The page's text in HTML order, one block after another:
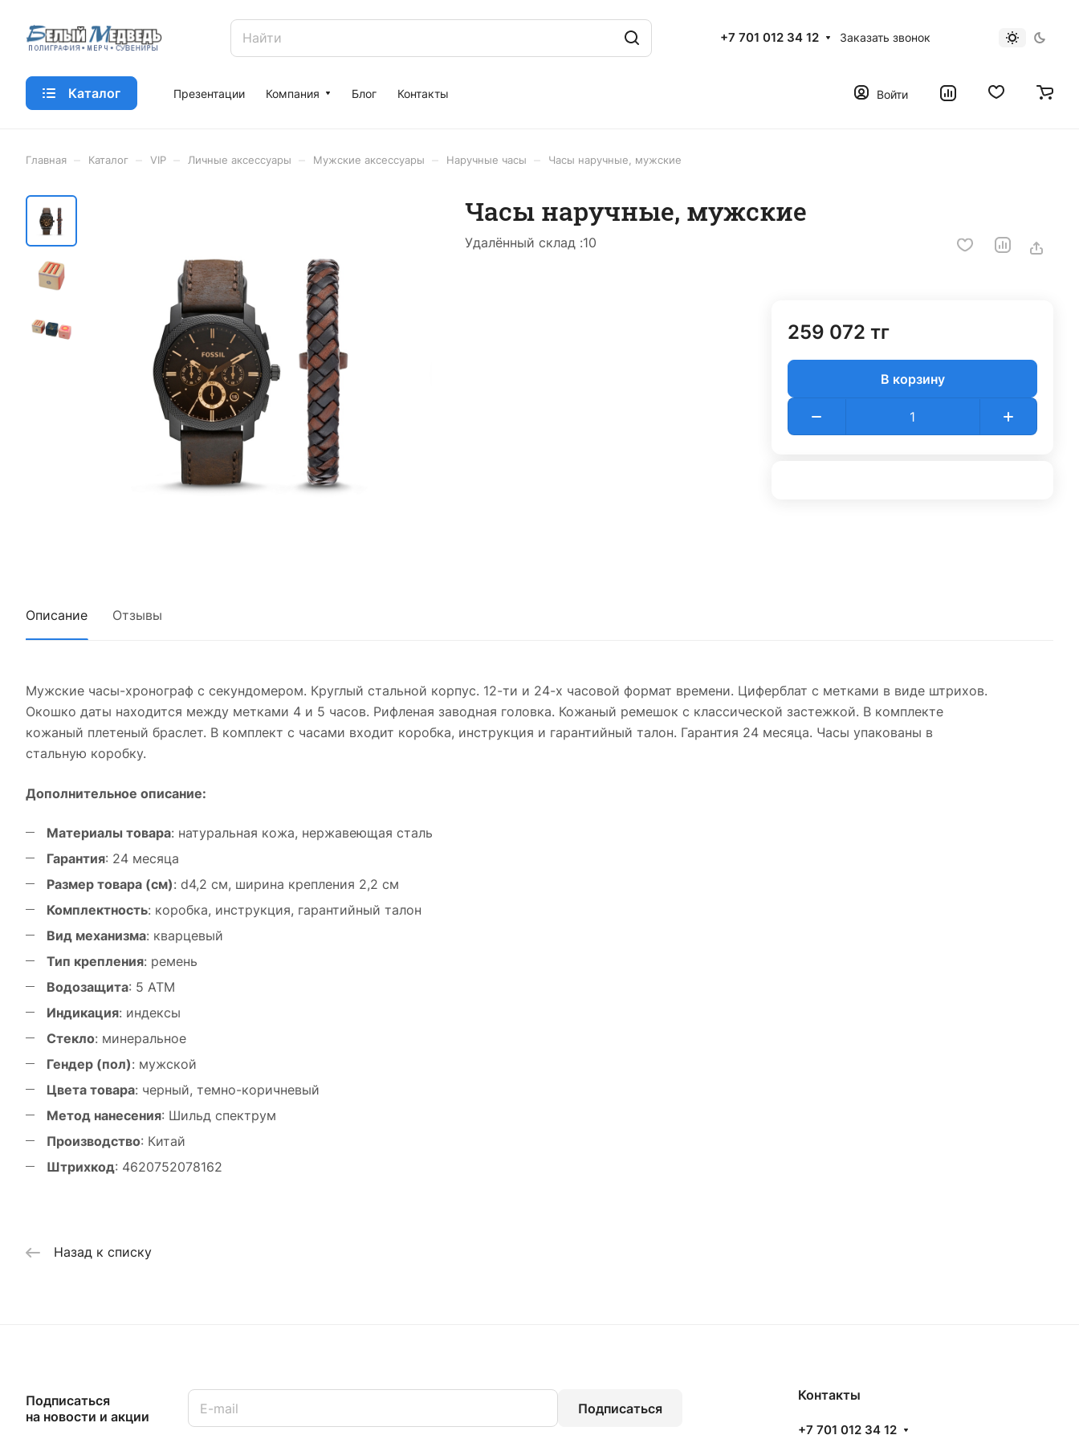
+7 701 012 34 12 Заказать звонок
Каталог Презентации Компания Блог Контакты Войти
Главная Каталог VIP Личные аксессуары Мужские аксессуары Наручные часы Часы наручные, мужские
Часы наручные, мужские
Удалённый склад :10
259 072 тг
В корзину
Описание Отзывы
Мужские часы-хронограф с секундомером. Круглый стальной корпус. 12-ти и 24-х часовой формат времени. Циферблат с метками в виде штрихов.
Окошко даты находится между метками 4 и 5 часов. Рифленая заводная головка. Кожаный ремешок с классической застежкой. В комплекте
кожаный плетеный браслет. В комплект с часами входит коробка, инструкция и гарантийный талон. Гарантия 24 месяца. Часы упакованы в
стальную коробку.
Дополнительное описание:
Материалы товара: натуральная кожа, нержавеющая cталь
Гарантия: 24 месяца
Размер товара (см): d4,2 см, ширина крепления 2,2 см
Комплектность: коробка, инструкция, гарантийный талон
Вид механизма: кварцевый
Тип крепления: ремень
Водозащита: 5 ATM
Индикация: индексы
Стекло: минеральное
Гендер (пол): мужской
Цвета товара: черный, темно-коричневый
Метод нанесения: Шильд спектрум
Производство: Китай
Штрихкод: 4620752078162
Назад к списку
Подписаться
на новости и акции
Подписаться
Контакты
+7 701 012 34 12